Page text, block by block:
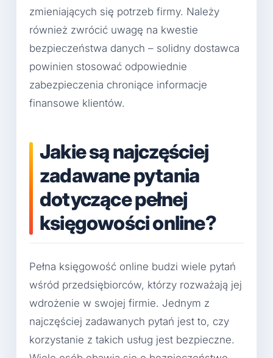
zmieniających się potrzeb firmy. Należy
również zwrócić uwagę na kwestie
bezpieczeństwa danych – solidny dostawca
powinien stosować odpowiednie
zabezpieczenia chroniące informacje
finansowe klientów.
Jakie są najczęściej
zadawane pytania
dotyczące pełnej
księgowości online?
Pełna księgowość online budzi wiele pytań
wśród przedsiębiorców, którzy rozważają jej
wdrożenie w swojej firmie. Jednym z
najczęściej zadawanych pytań jest to, czy
korzystanie z takich usług jest bezpieczne.